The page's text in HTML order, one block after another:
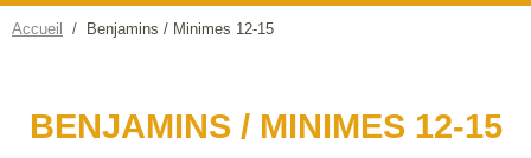
Accueil Benjamins / Minimes 12-15
BENJAMINS / MINIMES 12-15